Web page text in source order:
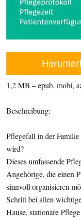
1,2 MB – epub, mobi,
Beschreibung:
Pflegefall in der
wird?
Dieses umfassende
Angehörige, die einen
sinnvoll organisieren
Schritt bei allen
Hause, stationäre